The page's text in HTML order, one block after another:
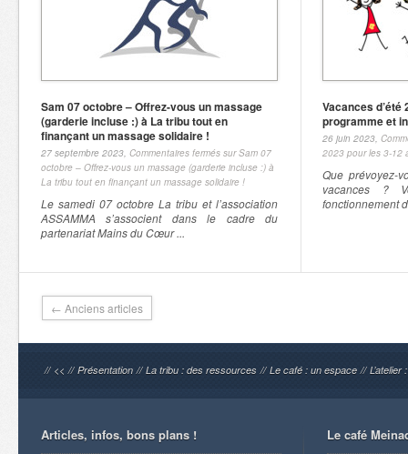
Sam 07 octobre – Offrez-vous un massage
(garderie incluse :) à La tribu tout en
finançant un massage solidaire !
27 septembre 2023, Commentaires fermés sur Sam 07
octobre – Offrez-vous un massage (garderie incluse :) à
La tribu tout en finançant un massage solidaire !
Le samedi 07 octobre La tribu et l’association
ASSAMMA s’associent dans le cadre du
partenariat Mains du Cœur ...
Vacances d’été
programme et
26 juin 2023,
2023 pour les 3-12
Que prévoyez-
vacances ?
fonctionnement
← Anciens articles
// << // Présentation // La tribu : des ressources // Le café : un espace //
Articles, infos, bons plans ! Le café